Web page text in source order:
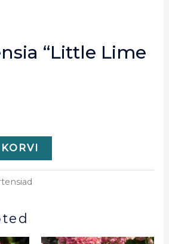
“Little Lime